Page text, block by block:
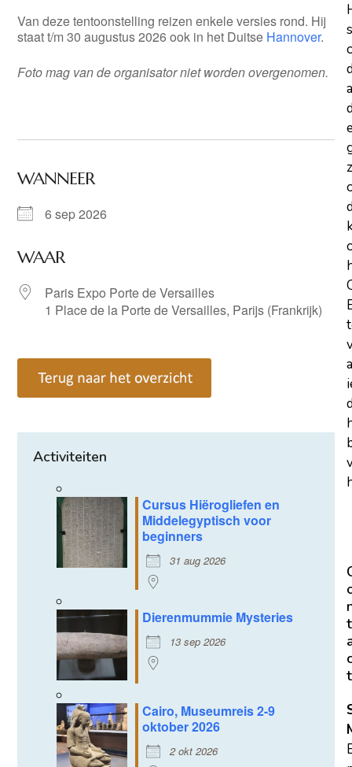
Van deze tentoonstelling reizen enkele versies rond. Hij
staat t/m 30 augustus 2026 ook in het Duitse Hannover.
Fotomag van de organisator niet worden overgenomen.
WANNEER
6 sep 2026
WAAR
Paris Expo Porte de Versailles
1 Place de la Porte de Versailles, Parijs (Frankrijk)
Activiteiten
Cursus Hiërogliefen en
Middelegyptisch voor
beginners
31 aug 2026
Dierenmummie Mysteries
13 sep 2026
Cairo, Museumreis 2-9
oktober 2026
2 okt 2026
t
t